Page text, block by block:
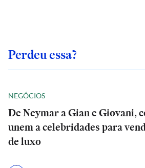
Perdeu essa?
NEGÓCIOS
De Neymar a Gian e Giovani,
unem a celebridades para
de luxo